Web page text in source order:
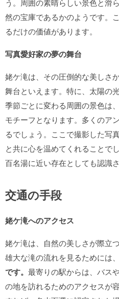
う。周囲の素晴らしい景色と滑
然の宝庫であるかのようです。
るだけの価値があります。
写真愛好家の夢の舞台
姥ケ滝は、その圧倒的な美しさ
舞台といえます。特に、太陽の
季節ごとに変わる周囲の景色は
モチーフとなります。多くのア
るでしょう。ここで撮影した写
と共に心を温めてくれることで
百名湯に近い存在としても認識さ
交通の手段
姥ケ滝へのアクセス
姥ケ滝は、自然の美しさが際立
雄大な滝の流れを見るためには、
です。 最寄りの駅からは、バス
の地を訪れるためのアクセスが